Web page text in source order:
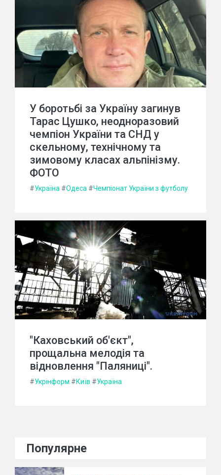
У боротьбі за Україну загинув
Тарас Цушко, неодноразовий
чемпіон України та СНД у
скельному, технічному та
зимовому класах альпінізму.
ФОТО
#Україна #Одеса #Чемпіонат України з футболу
"Каховський об'єкт",
прощальна мелодія та
відновлення "Паляниці".
#Укрінформ #Київ #Україна
Популярне